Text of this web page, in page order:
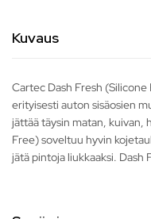
Kuvaus
Cartec Dash Fresh
erityisesti auton sisäosien
jättää täysin matan, kuivan,
Free) soveltuu hyvin
jätä pintoja liukkaaksi. Dash